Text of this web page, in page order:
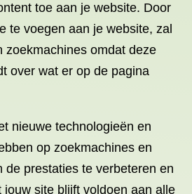
toe aan je website. Door
te voegen aan je website, zal
zoekmachines omdat deze
over wat er op de pagina
nieuwe technologieën en
op zoekmachines en
de prestaties te verbeteren en
site blijft voldoen aan alle